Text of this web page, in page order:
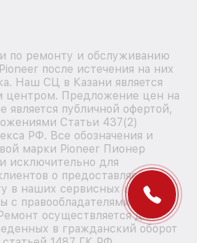
по ремонту и обслуживанию
после истечения на них
Наш СЦ в Казани является
центром. Предложение цен на
является публичной офертой,
Статьи 437(2)
РФ. Все обозначения и
марки Pioneer Пионер
исключительно для
о предоставляемых
в наших сервисных центрах,
с правообладателями
осуществляется для
в гражданский оборот